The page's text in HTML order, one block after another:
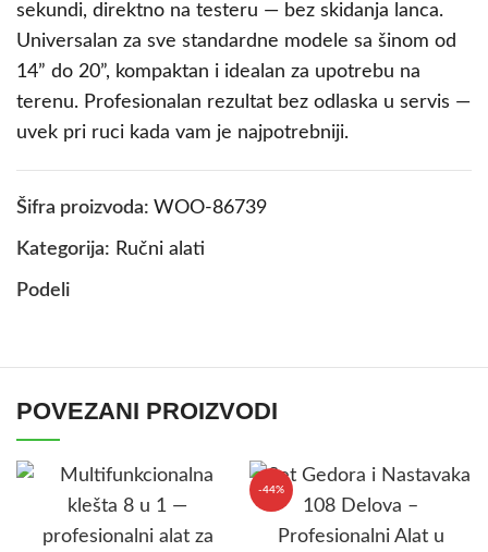
sekundi, direktno na testeru — bez skidanja lanca.
Universalan za sve standardne modele sa šinom od
14” do 20”, kompaktan i idealan za upotrebu na
terenu. Profesionalan rezultat bez odlaska u servis —
uvek pri ruci kada vam je najpotrebniji.
Šifra proizvoda: WOO-86739
Kategorija: Ručni alati
Podeli
POVEZANI PROIZVODI
-44%